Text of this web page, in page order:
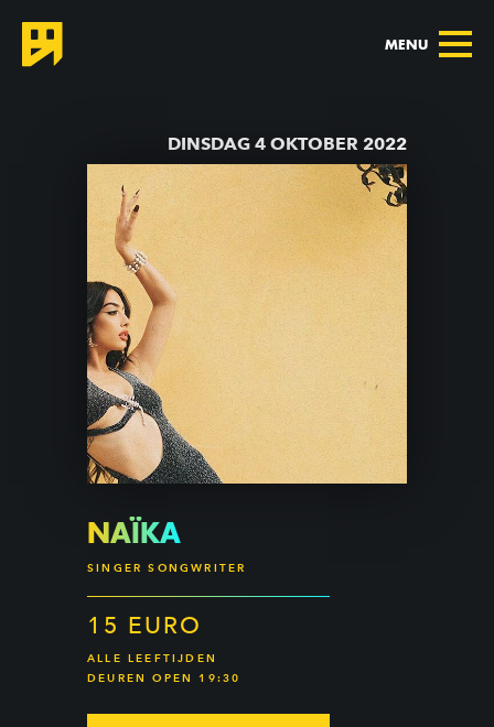
MENU
DINSDAG 4 OKTOBER 2022
NAÏKA
SINGER SONGWRITER
15 EURO
ALLE LEEFTIJDEN
DEUREN OPEN 19:30